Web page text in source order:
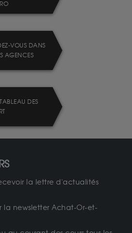
VOUS DANS
AGENCES
DES
la lettre d'actualités
la newsletter Achat-Or-et-